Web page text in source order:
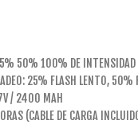
50% 100% DE INTENSIDAD
25% FLASH LENTO,
/ 2400 MAH
(CABLE DE CARGA